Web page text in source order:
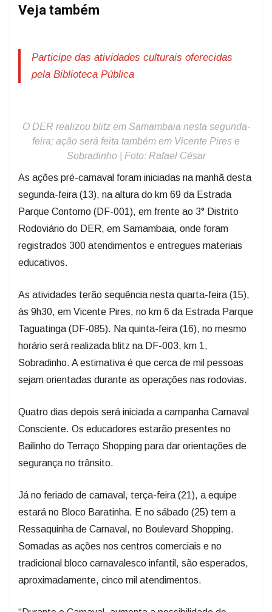
Veja também
Participe das atividades culturais oferecidas
pela Biblioteca Pública
O DER realizou blitz em Samambaia nesta segunda-
feira; ação será feita também em Vicente Pires e
Sobradinho | Foto: Rafael César
As ações pré-carnaval foram iniciadas na manhã desta
segunda-feira (13), na altura do km 69 da Estrada
Parque Contorno (DF-001), em frente ao 3° Distrito
Rodoviário do DER, em Samambaia, onde foram
registrados 300 atendimentos e entregues materiais
educativos.
As atividades terão sequência nesta quarta-feira (15),
às 9h30, em Vicente Pires, no km 6 da Estrada Parque
Taguatinga (DF-085). Na quinta-feira (16), no mesmo
horário será realizada blitz na DF-003, km 1,
Sobradinho. A estimativa é que cerca de mil pessoas
sejam orientadas durante as operações nas rodovias.
Quatro dias depois será iniciada a campanha Carnaval
Consciente. Os educadores estarão presentes no
Bailinho do Terraço Shopping para dar orientações de
segurança no trânsito.
Já no feriado de carnaval, terça-feira (21), a equipe
estará no Bloco Baratinha. E no sábado (25) tem a
Ressaquinha de Carnaval, no Boulevard Shopping.
Somadas as ações nos centros comerciais e no
tradicional bloco carnavalesco infantil, são esperados,
aproximadamente, cinco mil atendimentos.